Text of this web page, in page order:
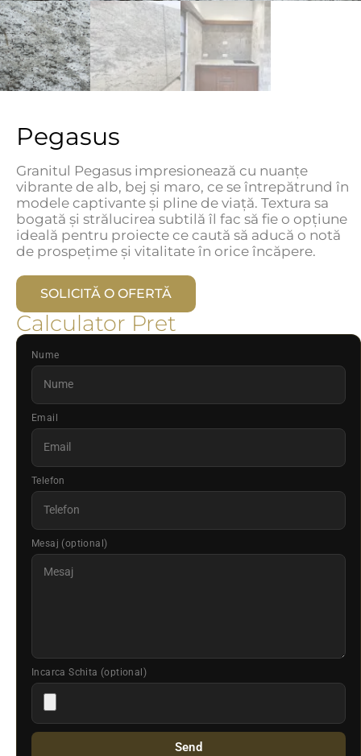
Pegasus
Granitul Pegasus impresionează cu nuanțe
vibrante de alb, bej și maro, ce se întrepătrund în
modele captivante și pline de viață. Textura sa
bogată și strălucirea subtilă îl fac să fie o opțiune
ideală pentru proiecte ce caută să aducă o notă
de prospețime și vitalitate în orice încăpere.
SOLICITĂ O OFERTĂ
Calculator Pret
Nume
Email
Telefon
Mesaj (optional)
Incarca Schita (optional)
Send